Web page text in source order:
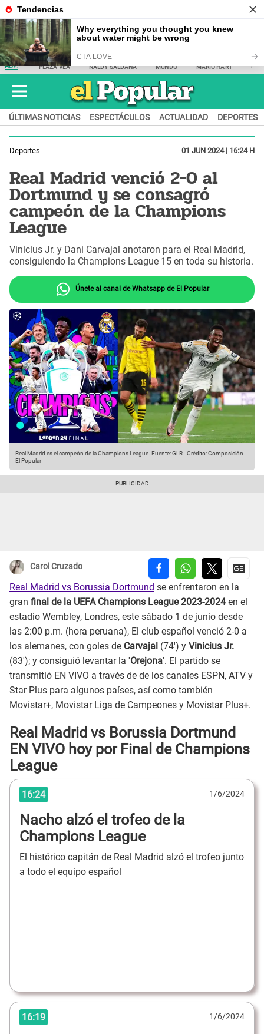
HOY: PLAZA VEA NALDY SALDAÑA MUNDO MARIO HART
ÚLTIMAS NOTICIAS ESPECTÁCULOS ACTUALIDAD DEPORTES
Deportes 01 JUN 2024 | 16:24 H
Real Madrid venció 2-0 al
Dortmund y se consagró
campeón de la Champions
League
Vinicius Jr. y Dani Carvajal anotaron para el Real Madrid,
consiguiendo la Champions League 15 en toda su historia.
Únete al canal de Whatsapp de El Popular
Real Madrid es el campeón de la Champions League. Fuente: GLR-Crédito: Composición
El Popular
Carol Cruzado
Real Madrid vs Borussia Dortmund se enfrentaron en la
gran final de la UEFA Champions League 2023-2024en el
estadio Wembley, Londres, este sábado 1 de junio desde
las 2:00 p.m. (hora peruana), El club español venció 2-0 a
los alemanes, con goles de Carvajal (74') y Vinicius Jr.
(83'); y consiguió levantar la 'Orejona'. El partido se
transmitió EN VIVO a través de de los canales ESPN, ATV y
Star Plus para algunos países, así como también
Movistar+, Movistar Liga de Campeones y Movistar Plus+.
Real Madrid vs Borussia Dortmund
EN VIVO hoy por Final de Champions
League
16:24 1/6/2024
Nacho alzó el trofeo de la
Champions League
El histórico capitán de Real Madrid alzó el trofeo junto
a todo el equipo español
16:19 1/6/2024